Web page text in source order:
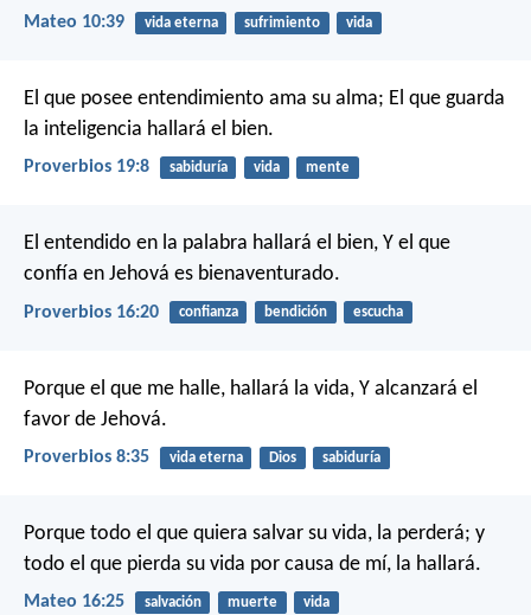
Mateo 10:39 vida eterna sufrimiento vida
El que posee entendimiento ama su alma; El que guarda
la inteligencia hallará el bien.
Proverbios 19:8 sabiduría vida mente
El entendido en la palabra hallará el bien, Y el que
confía en Jehová es bienaventurado.
Proverbios 16:20 confianza bendición escucha
Porque el que me halle, hallará la vida, Y alcanzará el
favor de Jehová.
Proverbios 8:35 vida eterna Dios sabiduría
Porque todo el que quiera salvar su vida, la perderá; y
todo el que pierda su vida por causa de mí, la hallará.
Mateo 16:25 salvación muerte vida